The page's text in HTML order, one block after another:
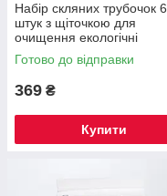
Набір скляних трубочок 6
штук з щіточкою для
очищення екологічні
соломинки для коктейлів
напоїв HP-34-122
Готово до відправки
369 ₴
Купити